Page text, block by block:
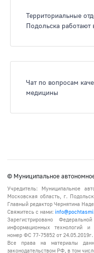
Территориальные
Подольска работают
Чат по вопросам
медицины
© Муниципальное
Учредитель: Муниципальное
Московская область, г.
Главный редактор Чернятина
Свяжитесь с нами:
Зарегистрировано
информационных технологий и
номер ФС 77-75852 от 24.05.2019г.
Все права на материалы
законодательством РФ, в том